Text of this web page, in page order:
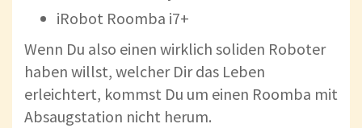
iRobot Roomba i7+
Wenn Du also einen wirklich soliden Roboter
haben willst, welcher Dir das Leben
erleichtert, kommst Du um einen Roomba mit
Absaugstation nicht herum.